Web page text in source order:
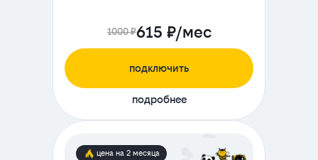
1000 ₽615 ₽/мес
подключить
подробнее
цена на 2 месяца